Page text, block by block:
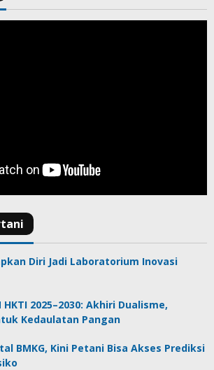
Diri Jadi Laboratorium Inovasi
2025–2030: Akhiri Dualisme,
Kedaulatan Pangan
BMKG, Kini Petani Bisa Akses Prediksi